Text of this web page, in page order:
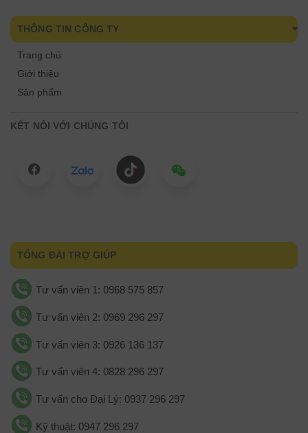
THÔNG TIN CÔNG TY
Trang chủ
Giới thiệu
Sản phẩm
KẾT NỐI VỚI CHÚNG TÔI
TỔNG ĐÀI TRỢ GIÚP
Tư vấn viên 1: 0968 575 857
Tư vấn viên 2: 0969 296 297
Tư vấn viên 3: 0926 136 137
Tư vấn viên 4: 0828 296 297
Tư vấn cho Đại Lý: 0937 296 297
Kỹ thuật: 0947 296 297